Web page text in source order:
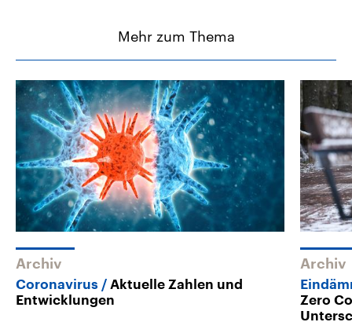
Mehr zum Thema
Archiv
Coronavirus
Aktuelle Zahlen und
Entwicklungen
Archiv
Zero